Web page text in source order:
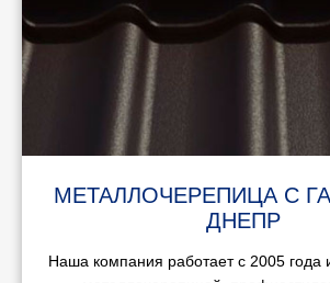
МЕТАЛЛОЧЕРЕПИЦА С
ДНЕПР
Наша компания работает с 2005 года